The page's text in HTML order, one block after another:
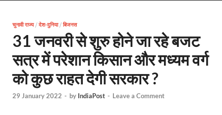
Uttarakhand Female Boxer: मुख्यमंत्री धामी से मिलीं
UP Kanwar Yatra: कांवड़ यात्रा से पहले सभी धार्मिक
Bharat Tex 2026: टेक्सटाइल निवेश के प्रमुख गंतव्य के
चुनावी राज्य/ देश-दुनिया/ बिजनस
31 जनवरी से शुरु होने जा रहे बजट
सत्र में परेशान किसान और मध्यम वर्ग
को कुछ राहत देगी सरकार ?
29 January 2022 - by IndiaPost - Leave a Comment